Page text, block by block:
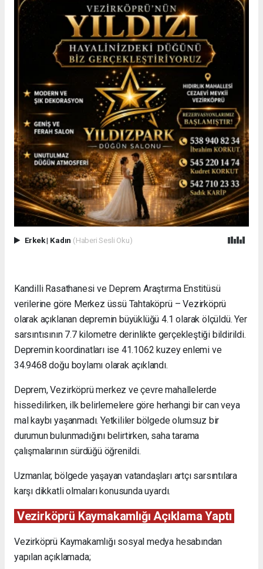
Erkek| Kadın (Haberi Sesli Oku)
Kandilli Rasathanesi ve Deprem Araştırma Enstitüsü
verilerine göre Merkez üssü Tahtaköprü – Vezirköprü
olarak açıklanan depremin büyüklüğü 4.1 olarak ölçüldü. Yer
sarsıntısının 7.7 kilometre derinlikte gerçekleştiği bildirildi.
Depremin koordinatları ise 41.1062 kuzey enlemi ve
34.9468 doğu boylamı olarak açıklandı.
Deprem, Vezirköprü merkez ve çevre mahallelerde
hissedilirken, ilk belirlemelere göre herhangi bir can veya
mal kaybı yaşanmadı. Yetkililer bölgede olumsuz bir
durumun bulunmadığını belirtirken, saha tarama
çalışmalarının sürdüğü öğrenildi.
Uzmanlar, bölgede yaşayan vatandaşları artçı sarsıntılara
karşı dikkatli olmaları konusunda uyardı.
Vezirköprü Kaymakamlığı Açıklama Yaptı
Vezirköprü Kaymakamlığı sosyal medya hesabından
yapılan açıklamada;